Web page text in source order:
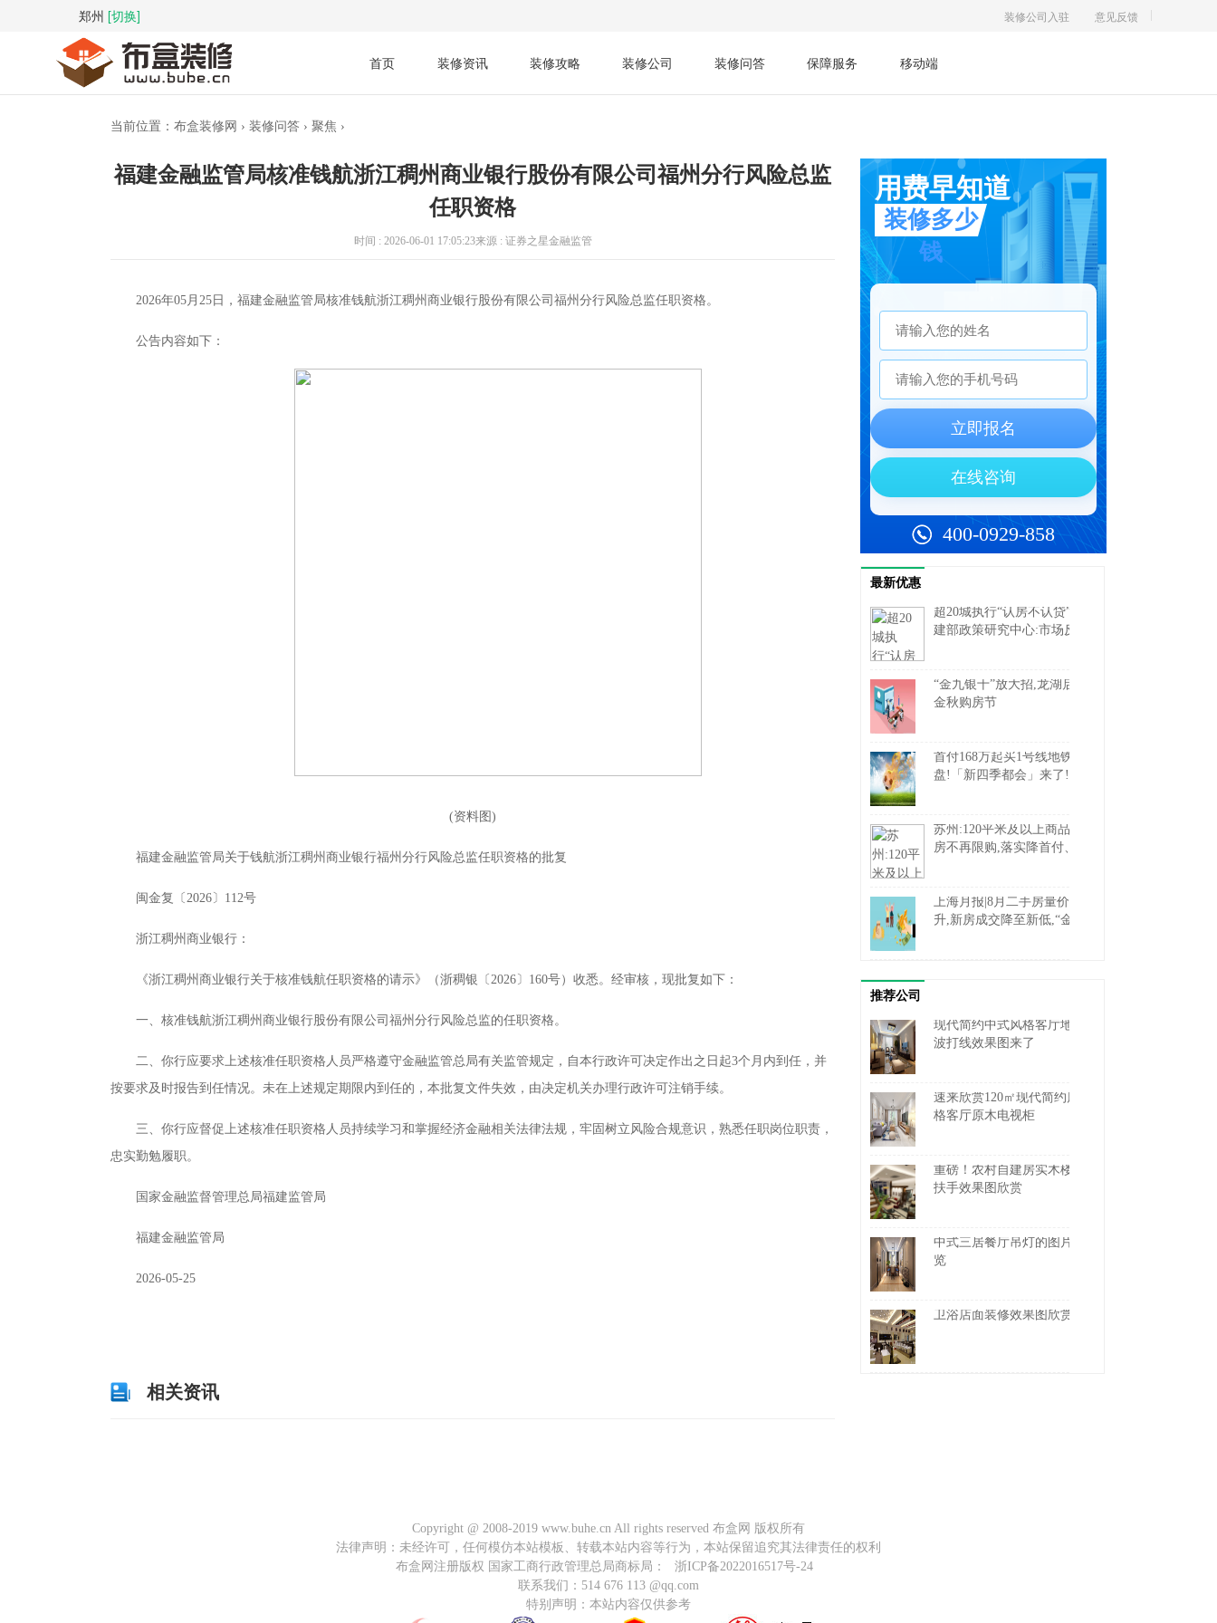
郑州 [切换] 意见反馈
装修公司入驻
首页 装修资讯 装修攻略 装修公司 装修问答 保障服务 移动端
当前位置： 布盒装修网 › 装修问答 › 聚焦 ›
福建金融监管局核准钱航浙江稠州商业银行股份有限公司福州分行风险总监
任职资格
时间 : 2026-06-01 17:05:23来源 : 证券之星金融监管
2026年05月25日，福建金融监管局核准钱航浙江稠州商业银行股份有限公司福州分行风险总监任职资格。
公告内容如下：
(资料图)
福建金融监管局关于钱航浙江稠州商业银行福州分行风险总监任职资格的批复
闽金复〔2026〕112号
浙江稠州商业银行：
《浙江稠州商业银行关于核准钱航任职资格的请示》（浙稠银〔2026〕160号）收悉。经审核，现批复如下：
一、核准钱航浙江稠州商业银行股份有限公司福州分行风险总监的任职资格。
二、你行应要求上述核准任职资格人员严格遵守金融监管总局有关监管规定，自本行政许可决定作出之日起3个月内到任，并
按要求及时报告到任情况。未在上述规定期限内到任的，本批复文件失效，由决定机关办理行政许可注销手续。
三、你行应督促上述核准任职资格人员持续学习和掌握经济金融相关法律法规，牢固树立风险合规意识，熟悉任职岗位职责，
忠实勤勉履职。
国家金融监督管理总局福建监管局
福建金融监管局
2026-05-25
相关资讯
最新优惠
超20城执行“认房不认贷”,住
建部政策研究中心:市场反
“金九银十”放大招,龙湖启动
金秋购房节
首付168万起买1号线地铁
盘!「新四季都会」来了!附
苏州:120平米及以上商品住
房不再限购,落实降首付、
上海月报|8月二手房量价齐
升,新房成交降至新低,“金
推荐公司
现代简约中式风格客厅地砖
波打线效果图来了
速来欣赏120㎡现代简约风
格客厅原木电视柜
重磅！农村自建房实木楼梯
扶手效果图欣赏
中式三居餐厅吊灯的图片一
览
卫浴店面装修效果图欣赏
Copyright @ 2008-2019 www.buhe.cn All rights reserved 布盒网 版权所有
法律声明：未经许可，任何模仿本站模板、转载本站内容等行为，本站保留追究其法律责任的权利
布盒网注册版权 国家工商行政管理总局商标局：
浙ICP备2022016517号-24
联系我们：514 676 113 @qq.com
特别声明：本站内容仅供参考